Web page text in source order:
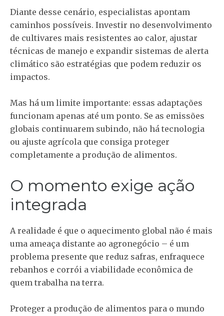
Diante desse cenário, especialistas apontam
caminhos possíveis. Investir no desenvolvimento
de cultivares mais resistentes ao calor, ajustar
técnicas de manejo e expandir sistemas de alerta
climático são estratégias que podem reduzir os
impactos.
Mas há um limite importante: essas adaptações
funcionam apenas até um ponto. Se as emissões
globais continuarem subindo, não há tecnologia
ou ajuste agrícola que consiga proteger
completamente a produção de alimentos.
O momento exige ação
integrada
A realidade é que o aquecimento global não é mais
uma ameaça distante ao agronegócio – é um
problema presente que reduz safras, enfraquece
rebanhos e corrói a viabilidade econômica de
quem trabalha na terra.
Proteger a produção de alimentos para o mundo